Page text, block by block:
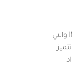
- تصنف الناقلات من نوع IMO Type 2 والتي